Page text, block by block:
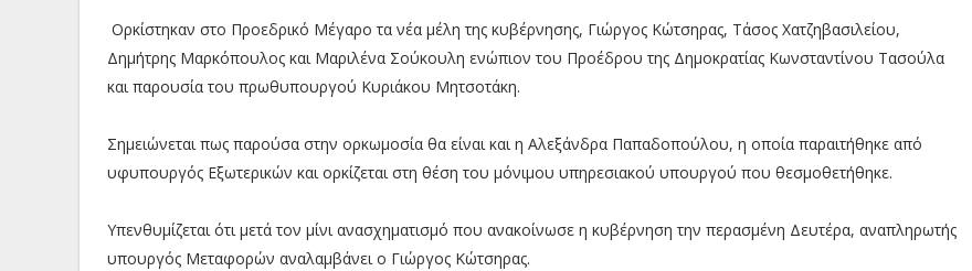
Ορκίστηκαν στο Προεδρικό Μέγαρο τα νέα μέλη της κυβέρνησης, Γιώργος Κώτσηρας, Τάσος Χατζηβασιλείου,
Δημήτρης Μαρκόπουλος και Μαριλένα Σούκουλη ενώπιον του Προέδρου της Δημοκρατίας Κωνσταντίνου Τασούλα
και παρουσία του πρωθυπουργού Κυριάκου Μητσοτάκη.
Σημειώνεται πως παρούσα στην ορκωμοσία θα είναι και η Αλεξάνδρα Παπαδοπούλου, η οποία παραιτήθηκε από
υφυπουργός Εξωτερικών και ορκίζεται στη θέση του μόνιμου υπηρεσιακού υπουργού που θεσμοθετήθηκε.
Υπενθυμίζεται ότι μετά τον μίνι ανασχηματισμό που ανακοίνωσε η κυβέρνηση την περασμένη Δευτέρα, αναπληρωτής
υπουργός Μεταφορών αναλαμβάνει ο Γιώργος Κώτσηρας.